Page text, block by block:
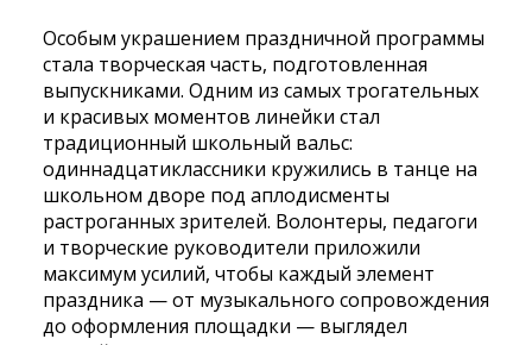
Особым украшением праздничной программы
стала творческая часть, подготовленная
выпускниками. Одним из самых трогательных
и красивых моментов линейки стал
традиционный школьный вальс:
одиннадцатиклассники кружились в танце на
школьном дворе под аплодисменты
растроганных зрителей. Волонтеры, педагоги
и творческие руководители приложили
максимум усилий, чтобы каждый элемент
праздника — от музыкального сопровождения
до оформления площадки — выглядел